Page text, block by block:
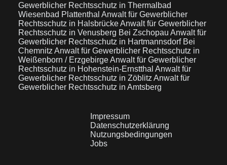
Gewerblicher Rechtsschutz in Thermalbad
Wiesenbad Plattenthal Anwalt für Gewerblicher
Rechtsschutz in HalsbrückeAnwalt für Gewerblicher
Rechtsschutz in Venusberg Bei Zschopau Anwalt für
Gewerblicher Rechtsschutz in Hartmannsdorf Bei
Chemnitz Anwalt für Gewerblicher Rechtsschutz in
Weißenborn / ErzgebirgeAnwalt für Gewerblicher
Rechtsschutz in Hohenstein-Ernstthal Anwalt für
Gewerblicher Rechtsschutz in Zöblitz Anwalt für
Gewerblicher Rechtsschutz in Amtsberg
Impressum
Datenschutzerklärung
Nutzungsbedingungen
Jobs